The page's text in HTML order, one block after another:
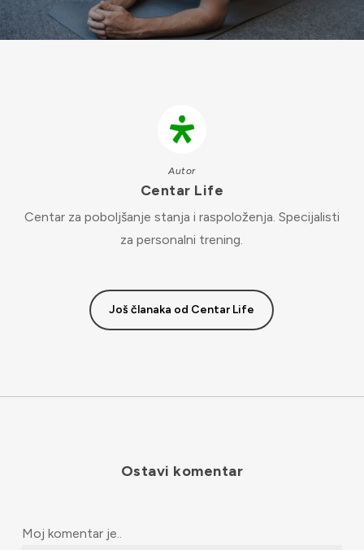
Autor
Centar Life
Centar za poboljšanje stanja i raspoloženja. Specijalisti
za personalni trening.
Još članaka od Centar Life
Ostavi komentar
Moj komentar je..